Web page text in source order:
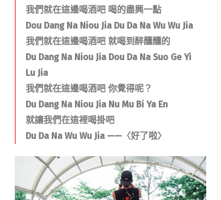
我們就在這邊喝酒吧 喝的盡興一點
Dou Dang Na Niou Jia Du Da Na Wu Wu Jia
我們就在這邊喝酒吧 就喝到醉醺醺的
Du Dang Na Niou Jia Dou Da Na Suo Ge Yi
Lu Jia
我們就在這邊喝酒吧 你覺得呢？
Du Dang Na Niou Jia Nu Mu Bi Ya En
就讓我們在這裡喝掛吧
Du Da Na Wu Wu Jia ——〈好了啦〉